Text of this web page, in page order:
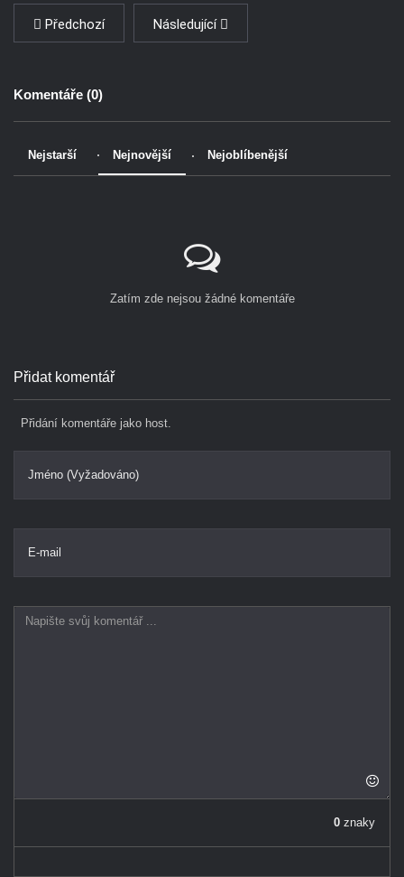
Předchozí Následující
Komentáře (0)
Nejstarší Nejnovější Nejoblíbenější
Zatím zde nejsou žádné komentáře
Přidat komentář
Přidání komentáře jako host.
Jméno (Vyžadováno)
E-mail
0 znaky